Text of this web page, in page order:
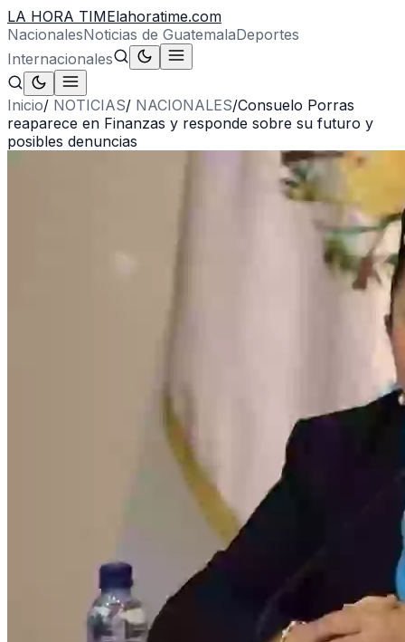
LA HORA TIMElahoratime.com
NacionalesNoticias de GuatemalaDeportes
Internacionales
Inicio/ NOTICIAS/ NACIONALES/Consuelo Porras
reaparece en Finanzas y responde sobre su futuro y
posibles denuncias